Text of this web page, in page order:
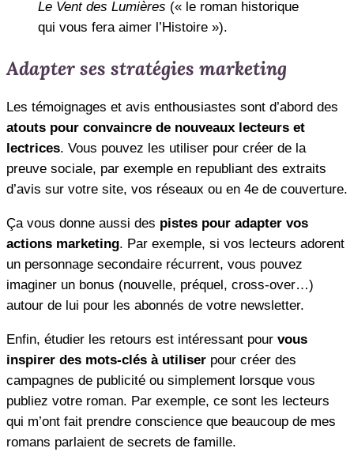
Le Vent des Lumières (« le roman historique
qui vous fera aimer l’Histoire »).
Adapter ses stratégies marketing
Les témoignages et avis enthousiastes sont d’abord des
atouts pour convaincre de nouveaux lecteurs et
lectrices. Vous pouvez les utiliser pour créer de la
preuve sociale, par exemple en republiant des extraits
d’avis sur votre site, vos réseaux ou en 4e de couverture.
Ça vous donne aussi des pistes pour adapter vos
actions marketing. Par exemple, si vos lecteurs adorent
un personnage secondaire récurrent, vous pouvez
imaginer un bonus (nouvelle, préquel, cross-over…)
autour de lui pour les abonnés de votre newsletter.
Enfin, étudier les retours est intéressant pour vous
inspirer des mots-clés à utiliser pour créer des
campagnes de publicité ou simplement lorsque vous
publiez votre roman. Par exemple, ce sont les lecteurs
qui m’ont fait prendre conscience que beaucoup de mes
romans parlaient de secrets de famille.